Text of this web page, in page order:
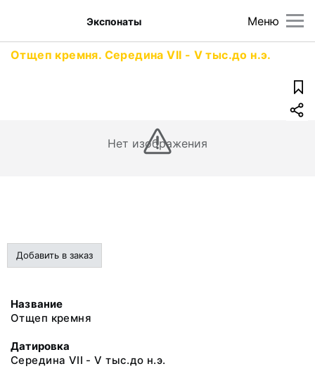
Меню
Экспонаты
Отщеп кремня. Середина VII - V тыс.до н.э.
Нет изображения
Добавить в заказ
Название
Отщеп кремня
Датировка
Середина VII - V тыс.до н.э.